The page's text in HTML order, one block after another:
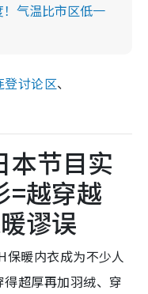
气温比市区低一
登讨论区、
本节目实
=越穿越
谬误
保暖内衣成为不少人
超厚再加羽绒、穿